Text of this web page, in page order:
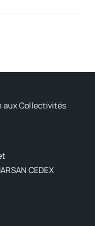
aux Collectivités
CEDEX